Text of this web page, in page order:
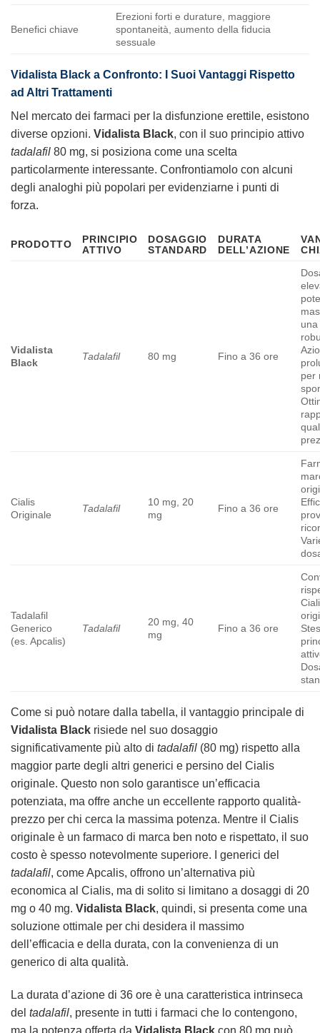
Benefici chiave
Erezioni forti e durature, maggiore
spontaneità, aumento della fiducia
sessuale
Vidalista Black a Confronto: I Suoi Vantaggi Rispetto
ad Altri Trattamenti
Nel mercato dei farmaci per la disfunzione erettile, esistono
diverse opzioni. Vidalista Black, con il suo principio attivo
tadalafil 80 mg, si posiziona come una scelta
particolarmente interessante. Confrontiamolo con alcuni
degli analoghi più popolari per evidenziarne i punti di
forza.
PRODOTTO
PRINCIPIO
ATTIVO
DOSAGGIO
STANDARD
DURATA
DELL’AZIONE
Vidalista
Black
Tadalafil 80 mg Fino a 36 ore
per
Cialis
Originale
Tadalafil
10 mg, 20
mg
Fino a 36 ore
Tadalafil
Generico
(es. Apcalis)
Tadalafil
20 mg, 40
mg
Fino a 36 ore
Come si può notare dalla tabella, il vantaggio principale di
Vidalista Black risiede nel suo dosaggio
significativamente più alto di tadalafil (80 mg) rispetto alla
maggior parte degli altri generici e persino del Cialis
originale. Questo non solo garantisce un’efficacia
potenziata, ma offre anche un eccellente rapporto qualità-
prezzo per chi cerca la massima potenza. Mentre il Cialis
originale è un farmaco di marca ben noto e rispettato, il suo
costo è spesso notevolmente superiore. I generici del
tadalafil, come Apcalis, offrono un’alternativa più
economica al Cialis, ma di solito si limitano a dosaggi di 20
mg o 40 mg. Vidalista Black, quindi, si presenta come una
soluzione ottimale per chi desidera il massimo
dell’efficacia e della durata, con la convenienza di un
generico di alta qualità.
La durata d’azione di 36 ore è una caratteristica intrinseca
del tadalafil, presente in tutti i farmaci che lo contengono,
ma la potenza offerta da Vidalista Black con 80 mg può